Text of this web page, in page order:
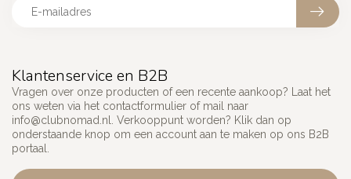
Klantenservice en B2B
Vragen over onze producten of een recente aankoop? Laat het
ons weten via het contactformulier of mail naar
info@clubnomad.nl
. Verkooppunt worden? Klik dan op
onderstaande knop om een account aan te maken op ons B2B
portaal.